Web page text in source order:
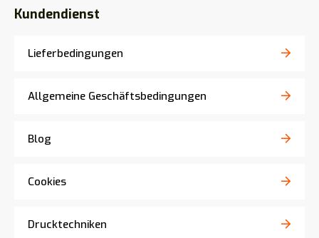
Kundendienst
Lieferbedingungen
Allgemeine Geschäftsbedingungen
Blog
Cookies
Drucktechniken